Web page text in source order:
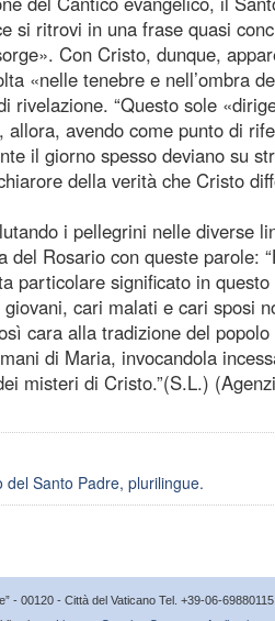
si ritrovi in una frase quasi
Con Cristo, dunque,
«nelle tenebre e nell’ombra
rivelazione. “Questo sole
avendo come punto di
il giorno spesso deviano su
della verità che Cristo
i pellegrini nelle diverse
del Rosario con queste parole:
particolare significato in
cari malati e cari sposi
cara alla tradizione del
di Maria, invocandola
misteri di Cristo.”(S.L.)
Santo Padre, plurilingue.
- 00120 - Città del Vaticano Tel. +39-06-